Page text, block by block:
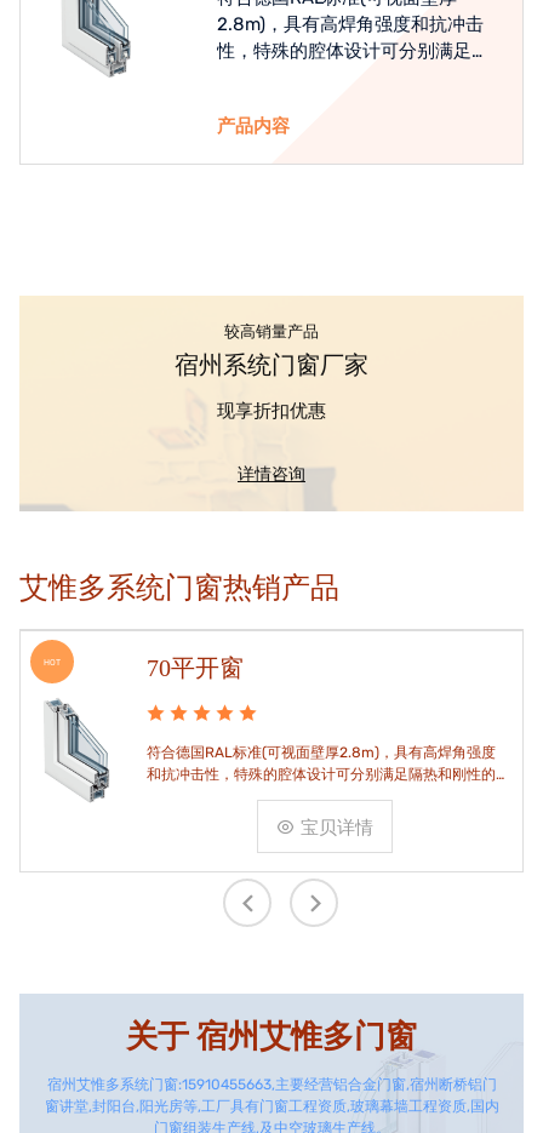
2.8m)，具有高焊角强度和抗冲击
性，特殊的腔体设计可分别满足隔
产品内容
较高销量产品
宿州系统门窗厂家
现享折扣优惠
详情咨询
艾惟多系统门窗热销产品
HOT 70平开窗
符合德国RAL标准(可视面壁厚2.8m)，具有高焊角强度
和抗冲击性，特殊的腔体设计可分别满足隔热和刚性的
宝贝详情
关于宿州艾惟多门窗
宿州艾惟多系统门窗:15910455663,主要经营铝合金门窗,宿州断桥铝门
窗讲堂,封阳台,阳光房等,工厂具有门窗工程资质,玻璃幕墙工程资质,国内
门窗组装生产线,及中空玻璃生产线。